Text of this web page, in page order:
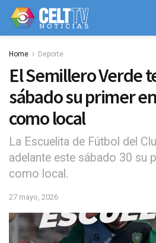
Home Deporte
El Semillero Verde
sábado su primer
como local
La Escuelita de Fútbol del
adelante este sábado 30 su
como local.
27 mayo, 2026